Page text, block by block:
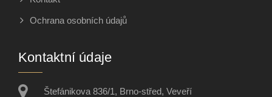
Ochrana osobních údajů
Kontaktní údaje
Štefánikova 836/1, Brno-střed, Veveří